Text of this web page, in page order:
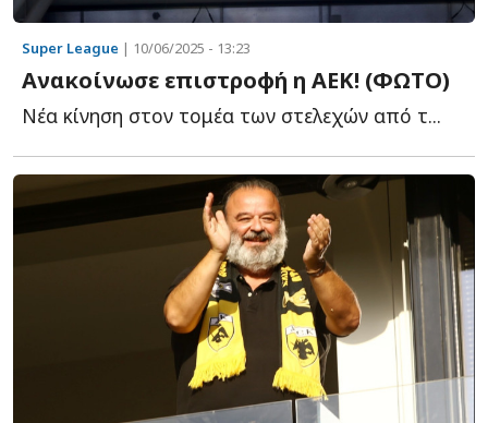
Super League | 10/06/2025 - 13:23
Ανακοίνωσε επιστροφή η ΑΕΚ! (ΦΩΤΟ)
Νέα κίνηση στον τομέα των στελεχών από τ...